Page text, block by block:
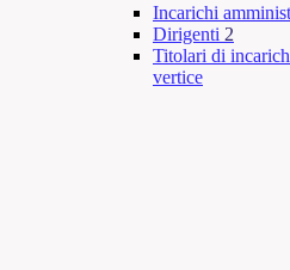
Incarichi
Dirigenti 2
Titolari di
vertice